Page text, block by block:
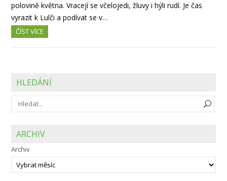
polovině května. Vracejí se včelojedi, žluvy i hýli rudí. Je čas
vyrazit k Lulči a podívat se v…
ČÍST VÍCE
HLEDÁNÍ
ARCHIV
Archiv